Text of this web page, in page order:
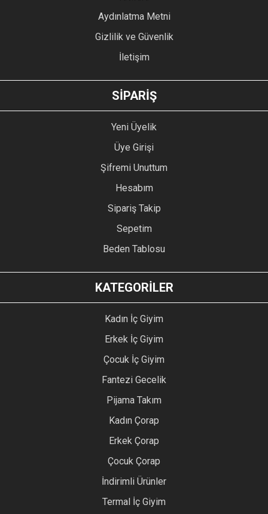
GÖNDER
Aydınlatma Metni
Gizlilik ve Güvenlik
İletişim
SİPARİŞ
Yeni Üyelik
Üye Girişi
Şifremi Unuttum
Hesabım
Sipariş Takip
Sepetim
Beden Tablosu
KATEGORİLER
Kadın İç Giyim
Erkek İç Giyim
Çocuk İç Giyim
Fantezi Gecelik
Pijama Takım
Kadın Çorap
Erkek Çorap
Çocuk Çorap
İndirimli Ürünler
Termal İç Giyim